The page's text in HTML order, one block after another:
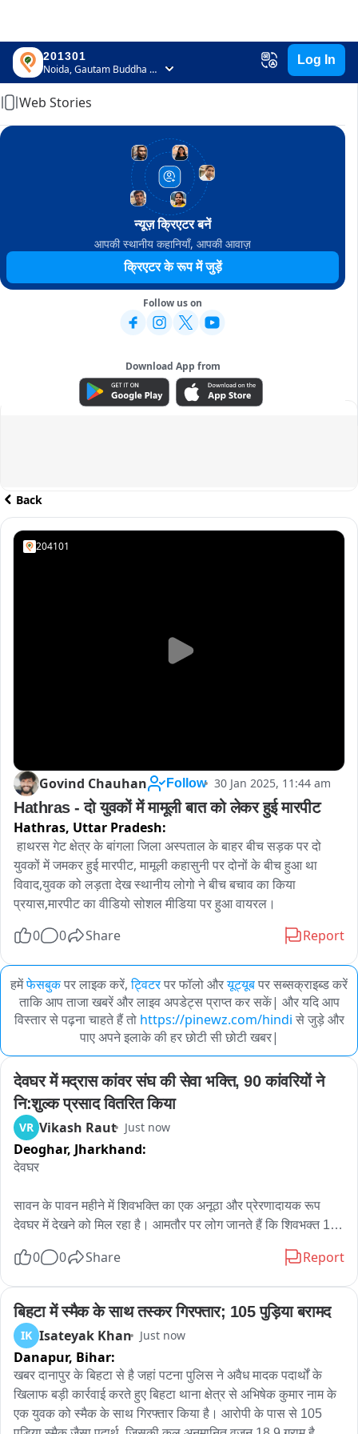
201301
Noida, Gautam Buddha Nagar, Uttar Pradesh
Log In
Home
Web Stories
न्यूज़ क्रिएटर बनें
आपकी स्थानीय कहानियाँ, आपकी आवाज़
क्रिएटर के रूप में जुड़ें
Follow us on
Download App from
ADVERTISEMENT
Back
204101
Govind Chauhan Follow 30 Jan 2025, 11:44 am
Hathras - दो युवकों में मामूली बात को लेकर हुई मारपीट
Hathras, Uttar Pradesh:
हाथरस गेट क्षेत्र के बांगला जिला अस्पताल के बाहर बीच सड़क पर दो
युवकों में जमकर हुई मारपीट, मामूली कहासुनी पर दोनों के बीच हुआ था
विवाद,युवक को लड़ता देख स्थानीय लोगो ने बीच बचाव का किया
प्रयास,मारपीट का वीडियो सोशल मीडिया पर हुआ वायरल।
0
0 Share Report
हमेंफेसबुकपर लाइक करें, ट्विटरपर फॉलो औरयूट्यूबपर सब्सक्राइब्ड करें
ताकि आप ताजा खबरें और लाइव अपडेट्स प्राप्त कर सकें| और यदि आप
विस्तार से पढ़ना चाहते हैं तो https://pinewz.com/hindi से जुड़े और
पाए अपने इलाके की हर छोटी सी छोटी खबर|
देवघर में मद्रास कांवर संघ की सेवा भक्ति, 90 कांवरियों ने
नि:शुल्क प्रसाद वितरित किया
VR Vikash Raut Just now
Deoghar, Jharkhand:
देवघर
सावन के पावन महीने में शिवभक्ति का एक अनूठा और प्रेरणादायक रूप
देवघर में देखने को मिल रहा है। आमतौर पर लोग जानते हैं कि शिवभक्त 108
बैद्यनाथ का जलाभिषेक करते हैं। लेकिन इस बार मद्रास कांवड़ संघ ने
टोली केवल 108 किलोमीटर की कठिन पैदल यात्रा कर बाबा भोलेनाथ को
जल अर्पित करता है नहीं करना है , बल्कि यात्रा के दौरान जहां भी रात्रि
विश्राम करता है, वहां शाम को सभी सदस्य मिलकर शुद्ध एवं सात्विक भोजन
तैयार करते हैं। इसके बाद यह भोजन प्रसाद के रूप में अन्य कांवरियों के
बीच निःशुल्क वितरित किया जाता है।दिनभर की कठिन यात्रा के बाद भी
सेवा का यह जज्बा बताता है कि इनके लिए शिवभक्ति केवल पूजा तक सीमित
नहीं, बल्कि शिव के भक्तों की सेवा भी उतनी ही महत्वपूर्ण है। जब समूह के
0 0 Share Report
बिहटा में स्मैक के साथ तस्कर गिरफ्तार; 105 पुड़िया बरामद
IK Isateyak Khan Just now
Danapur, Bihar:
खबर दानापुर के बिहटा से है जहां पटना पुलिस ने अवैध मादक पदार्थों के
खिलाफ बड़ी कार्रवाई करते हुए बिहटा थाना क्षेत्र से अभिषेक कुमार नाम के
एक युवक को स्मैक के साथ गिरफ्तार किया है। आरोपी के पास से 105